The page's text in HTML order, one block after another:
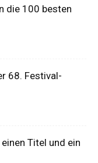
die 100 besten
68. Festival-
Titel und ein